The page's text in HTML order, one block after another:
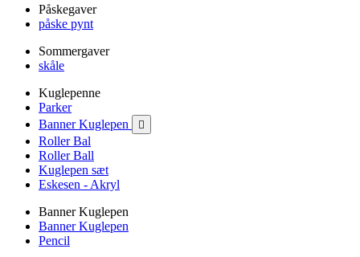
Påskegaver
påske pynt
Sommergaver
skåle
Kuglepenne
Parker
Banner Kuglepen

Roller Bal
Roller Ball
Kuglepen sæt
Eskesen - Akryl
Banner Kuglepen
Banner Kuglepen
Pencil